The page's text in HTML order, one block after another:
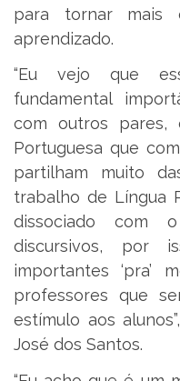
para tornar mais
aprendizado.
“Eu vejo que
fundamental
com outros pares,
Portuguesa que
partilham muito
trabalho de Língua
dissociado com
discursivos, por
importantes ‘pra’
professores que
estímulo aos
José dos Santos.